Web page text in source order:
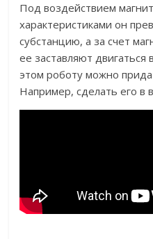
Под воздействием
характеристиками он
субстанцию, а за счет
ее заставляют
этом роботу можно
Например, сделать его в